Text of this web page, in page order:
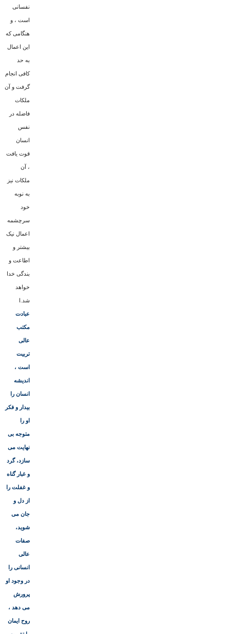
نفسانى
است ، و
هنگامى که
این اعمال
به حد
کافى انجام
گرفت و آن
ملکات
فاضله در
نفس
انسان
قوت یافت
، آن
ملکات نیز
به نوبه
خود
سرچشمه
اعمال نیک
بیشتر و
اطاعت و
بندگى خدا
خواهد
شد.ا
عبادت
مکتب
عالى
تربیت
است ،
اندیشه
انسان را
بیدار و فکر
او را
متوجه بى
نهایت مى
سازد، گرد
و غبار گناه
و غفلت را
از دل و
جان مى
شوید،
صفات
عالى
انسانى را
در وجود او
پرورش
مى دهد ،
روح ایمان